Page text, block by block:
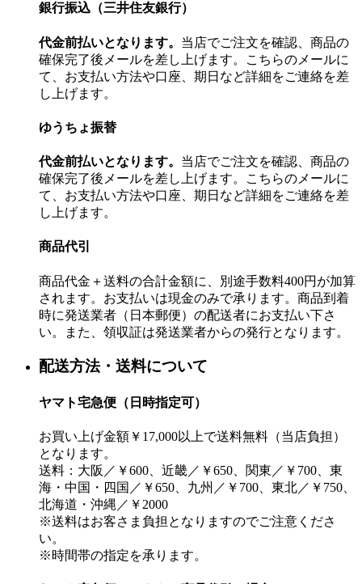
銀行振込（三井住友銀行）
代金前払いとなります。 当店でご注文を確認、商品の
確保完了後メールを差し上げます。こちらのメールに
て、お支払い方法や口座、期日など詳細をご連絡を差
し上げます。
ゆうちょ振替
代金前払いとなります。 当店でご注文を確認、商品の
確保完了後メールを差し上げます。こちらのメールに
て、お支払い方法や口座、期日など詳細をご連絡を差
し上げます。
商品代引
商品代金＋送料の合計金額に、別途手数料400円が加算
されます。お支払いは現金のみで承ります。商品到着
時に発送業者（日本郵便）の配送者にお支払い下さ
い。また、領収証は発送業者からの発行となります。
配送方法・送料について
ヤマト宅急便（日時指定可）
お買い上げ金額￥17,000以上で送料無料（当店負担）
となります。
送料：大阪／￥600、近畿／￥650、関東／￥700、東
海・中国・四国／￥650、九州／￥700、東北／￥750、
北海道・沖縄／￥2000
※送料はお客さま負担となりますのでご注意くださ
い。
※時間帯の指定を承ります。